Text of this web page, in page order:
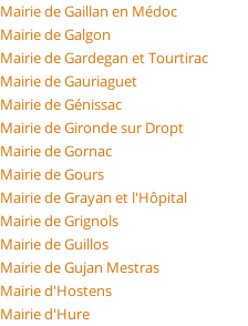
Mairie de Gaillan en Médoc
Mairie de Galgon
Mairie de Gardegan et Tourtirac
Mairie de Gauriaguet
Mairie de Génissac
Mairie de Gironde sur Dropt
Mairie de Gornac
Mairie de Gours
Mairie de Grayan et l'Hôpital
Mairie de Grignols
Mairie de Guillos
Mairie de Gujan Mestras
Mairie d'Hostens
Mairie d'Hure